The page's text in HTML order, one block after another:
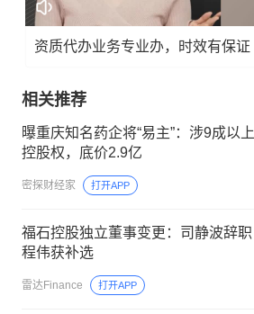
资质代办业务专业办，时效有保证
相关推荐
曝重庆知名药企将“易主”：涉9成以上
控股权，底价2.9亿
密探财经家 打开APP
福石控股独立董事变更：司静波辞职
程伟获补选
雷达Finance 打开APP